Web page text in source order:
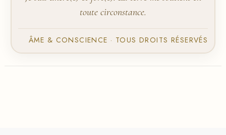
toute circonstance.
ÂME & CONSCIENCE · TOUS DROITS RÉSERVÉS